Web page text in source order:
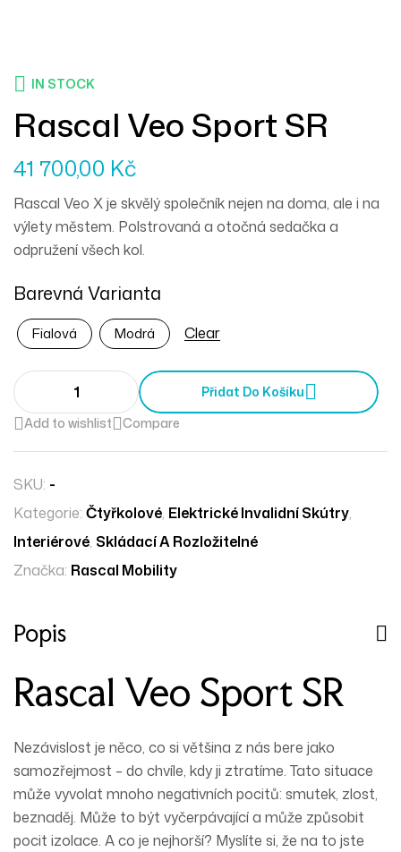
IN STOCK
Rascal Veo Sport SR
41 700,00 Kč
Rascal Veo X je skvělý společník nejen na doma, ale i na
výlety městem. Polstrovaná a otočná sedačka a
odpružení všech kol.
Barevná Varianta
Fialová Modrá Clear
Přidat Do Košíku
Add to wishlist
Compare
SKU: -
Kategorie: Čtyřkolové, Elektrické Invalidní Skútry,
Interiérové, Skládací A Rozložitelné
Značka: Rascal Mobility
Popis
Rascal Veo Sport SR
Nezávislost je něco, co si většina z nás bere jako
samozřejmost – do chvíle, kdy ji ztratíme. Tato situace
může vyvolat mnoho negativních pocitů: smutek, zlost,
beznaděj. Může to být vyčerpávající a může způsobit
pocit izolace. A co je nejhorší? Myslíte si, že na to jste